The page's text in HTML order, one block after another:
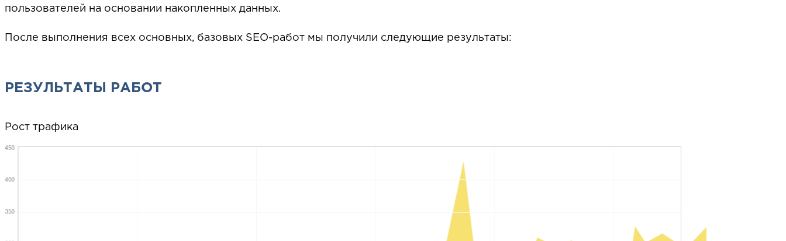
пользователей на основании накопленных данных.
После выполнения всех основных, базовых SEO-работ мы получили следующие результаты:
РЕЗУЛЬТАТЫ РАБОТ
Рост трафика